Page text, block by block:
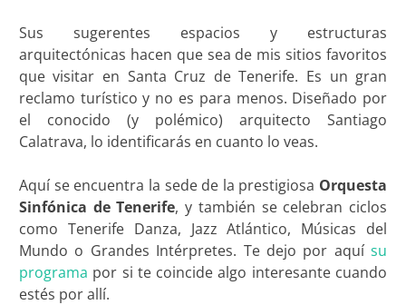
Sus sugerentes espacios y estructuras
arquitectónicas hacen que sea de mis sitios favoritos
que visitar en Santa Cruz de Tenerife. Es un gran
reclamo turístico y no es para menos. Diseñado por
el conocido (y polémico) arquitecto Santiago
Calatrava, lo identificarás en cuanto lo veas.
Aquí se encuentra la sede de la prestigiosa Orquesta
Sinfónica de Tenerife, y también se celebran ciclos
como Tenerife Danza, Jazz Atlántico, Músicas del
Mundo o Grandes Intérpretes. Te dejo por aquísu
programa por si te coincide algo interesante cuando
estés por allí.